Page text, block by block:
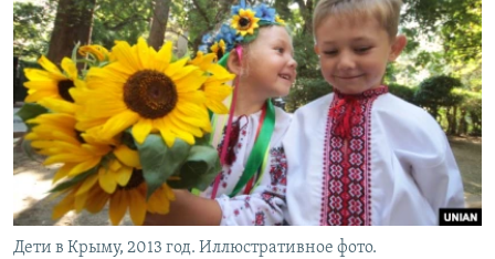
TÜRKMENÇE
Дети в Крыму, 2013 год. Иллюстративное фото.